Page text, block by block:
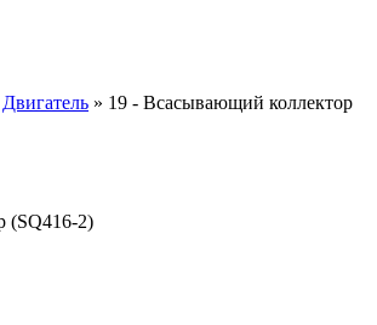
Двигатель » 19 - Всасывающий коллектор